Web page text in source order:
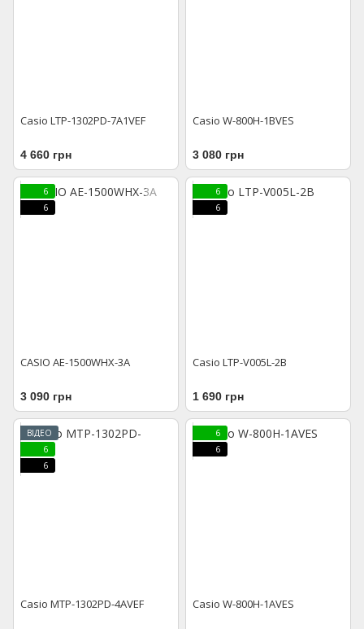
Casio LTP-1302PD-7A1VEF
4 660 грн
Casio W-800H-1BVES
3 080 грн
6
6
CASIO AE-1500WHX-3A
3 090 грн
6
6
Casio LTP-V005L-2B
1 690 грн
ВІДЕО
6
6
Casio MTP-1302PD-4AVEF
6
6
Casio W-800H-1AVES